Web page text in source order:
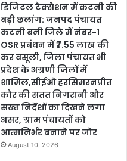
डिजिटल टैक्सेशन में कटनी की
बड़ी छलांग: जनपद पंचायत
कटनी बनी जिले में नंबर-1
OSR प्रबंधन में ₹7.55 लाख की
कर वसूली, जिला पंचायत भी
प्रदेश के अग्रणी जिलों में
शामिल,सीईओ हरसिमरनप्रीत
कौर की सतत निगरानी और
सख्त निर्देशों का दिखने लगा
असर, ग्राम पंचायतों को
आत्मनिर्भर बनाने पर जोर
August 10, 2026